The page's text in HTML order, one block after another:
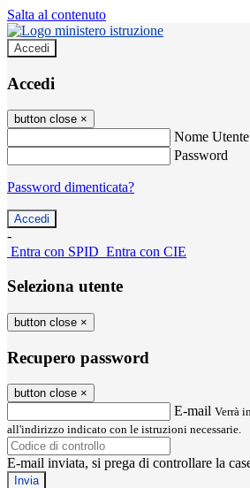
Salta al contenuto
Accedi
Accedi
button close ×
Nome Utente
Password
Password dimenticata?
-
Entra con SPID Entra con CIE
Seleziona utente
button close ×
Recupero password
button close ×
E-mail Verrà
all'indirizzo indicato con le istruzioni necessarie.
E-mail inviata, si prega di controllare la